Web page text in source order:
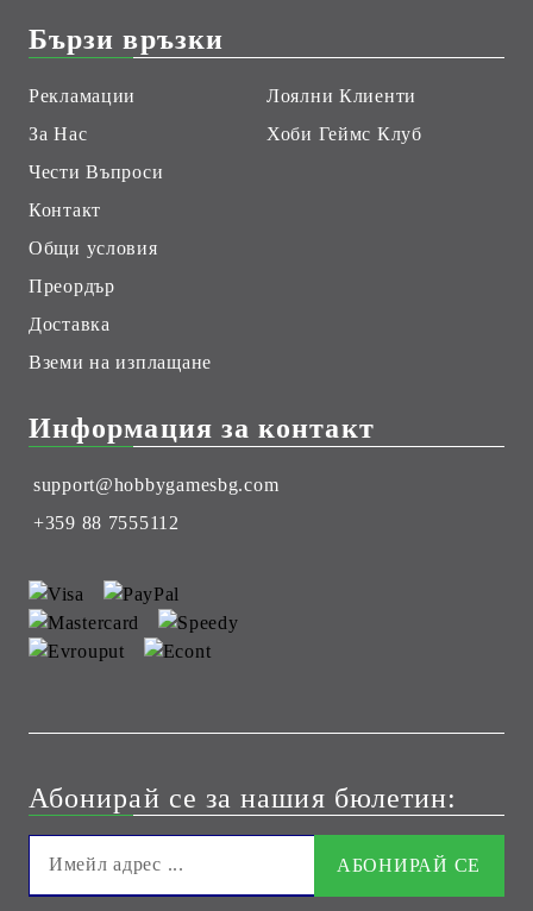
Бързи връзки
Рекламации
За Нас
Чести Въпроси
Контакт
Общи условия
Преордър
Доставка
Вземи на изплащане
Лоялни Клиенти
Хоби Геймс Клуб
Информация за контакт
support@hobbygamesbg.com
+359 88 7555112
Абонирай се за нашия бюлетин: